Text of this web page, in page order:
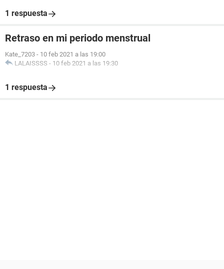
1 respuesta
Retraso en mi periodo menstrual
Kate_7203 - 10 feb 2021 a las 19:00
LALAISSSS - 10 feb 2021 a las 19:30
1 respuesta